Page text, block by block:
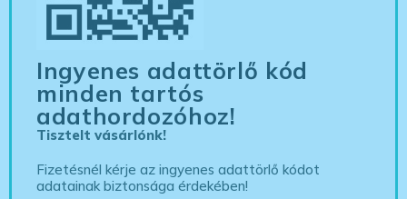
Ingyenes adattörlő kód
minden tartós
adathordozóhoz!
Tisztelt vásárlónk!
Fizetésnél kérje az ingyenes adattörlő kódot
adatainak biztonsága érdekében!